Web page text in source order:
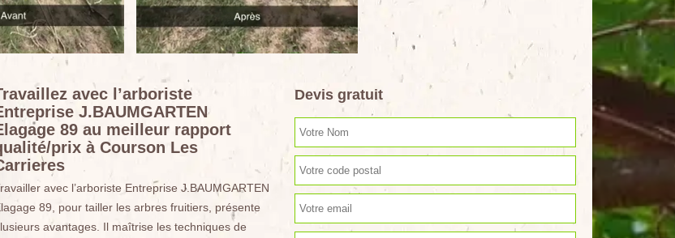
avec l’arboriste
J.BAUMGARTEN
89 au meilleur rapport
prix à Courson Les
avec l’arboriste Entreprise J.BAUMGARTEN
89, pour tailler les arbres fruitiers, présente
avantages. Il maîtrise les techniques de
Devis gratuit